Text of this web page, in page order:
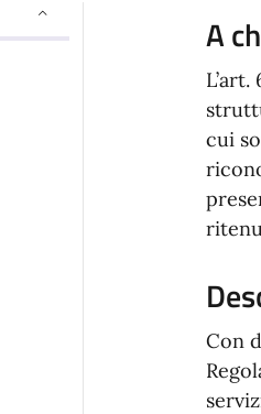
A
cui
Con